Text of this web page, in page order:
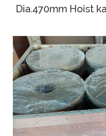
Dia.470mm Hoist